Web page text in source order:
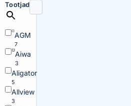
Tootjad
AGM
7
Aiwa
3
Aligator
5
Allview
3